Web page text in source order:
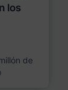
los
de